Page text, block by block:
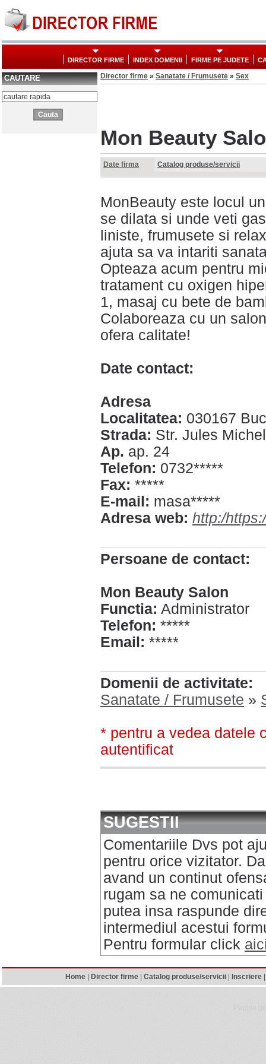
DIRECTOR FIRME INDEX DOMENII FIRME PE JUDETE
CAUTARE Director firme » Sanatate / Frumusete » Sex
Mon Beauty
Date firma Catalog produse/servicii
MonBeauty este locul
se dilata si unde veti
liniste, frumusete si
ajuta sa va intariti
Opteaza acum pentru
tratament cu oxigen
1, masaj cu bete de
Colaboreaza cu un
ofera calitate!
Date contact:
Adresa
Localitatea: 030167
Strada: Str. Jules
Ap. ap. 24
Telefon: 0732*****
Fax: *****
E-mail: masa*****
Adresa web: http:/
Persoane de contact:
Mon Beauty Salon
Functia: Administrator
Telefon: *****
Email: *****
Domenii de activitate:
Sanatate / Frumusete »
* pentru a vedea datele
autentificat
SUGESTII
Comentariile Dvs pot
pentru orice vizitator.
avand un continut
rugam sa ne
putea insa raspunde
intermediul acestui
Pentru formular click
Home Director firme Catalog produse/servicii Inscriere